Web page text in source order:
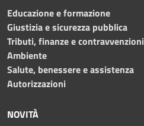
Educazione e formazione
Giustizia e sicurezza pubblica
Tributi, finanze e contravvenzioni
Ambiente
Salute, benessere e assistenza
Autorizzazioni
NOVITÀ